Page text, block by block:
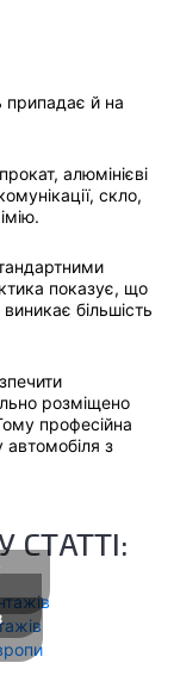
припадає й на
алюмінієві
скло,
показує, що
більшість
розміщено
професійна
автомобіля з